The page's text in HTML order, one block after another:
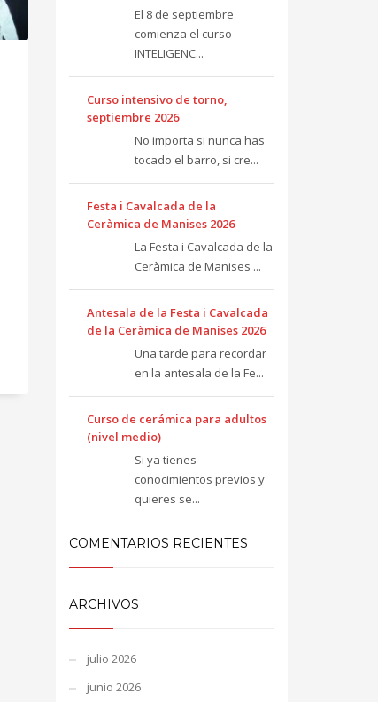
El 8 de septiembre
comienza el curso
INTELIGENC...
Curso intensivo de torno,
septiembre 2026
No importa si nunca has
tocado el barro, si cre...
Festa i Cavalcada de la
Ceràmica de Manises 2026
La Festa i Cavalcada de la
Ceràmica de Manises ...
Antesala de la Festa i Cavalcada
de la Ceràmica de Manises 2026
Una tarde para recordar
en la antesala de la Fe...
Curso de cerámica para adultos
(nivel medio)
Si ya tienes
conocimientos previos y
quieres se...
COMENTARIOS RECIENTES
ARCHIVOS
julio 2026
junio 2026